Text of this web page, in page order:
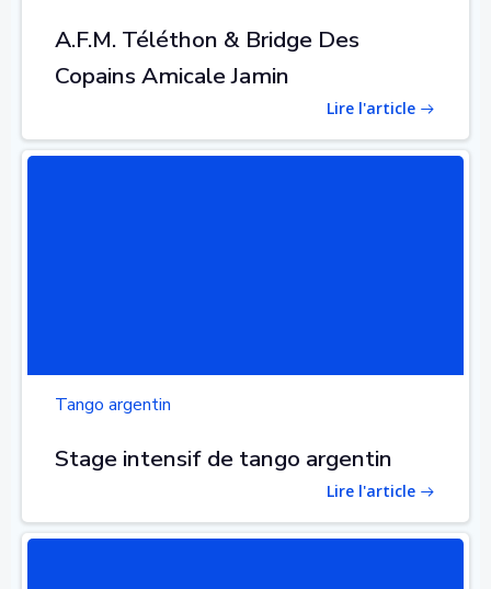
A.F.M. Téléthon & Bridge Des
Copains Amicale Jamin
Lire l'article
Tango argentin
Stage intensif de tango argentin
Lire l'article